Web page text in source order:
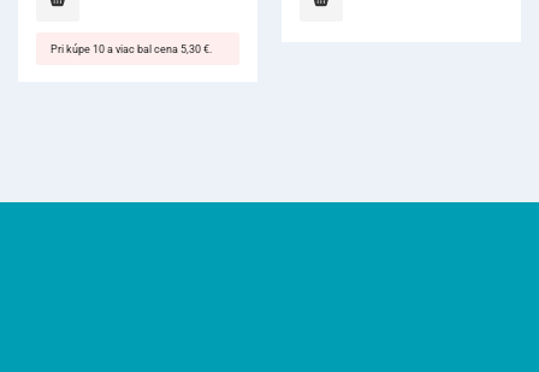
Pri kúpe 10 a viac bal cena 5,30 €.